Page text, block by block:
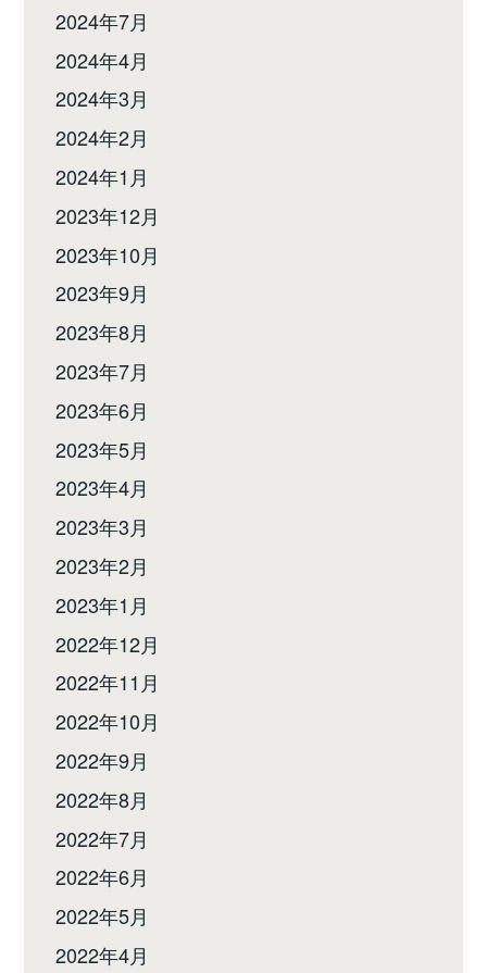
2024年7月
2024年4月
2024年3月
2024年2月
2024年1月
2023年12月
2023年10月
2023年9月
2023年8月
2023年7月
2023年6月
2023年5月
2023年4月
2023年3月
2023年2月
2023年1月
2022年12月
2022年11月
2022年10月
2022年9月
2022年8月
2022年7月
2022年6月
2022年5月
2022年4月